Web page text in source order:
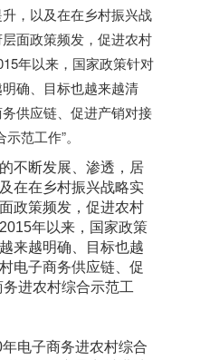
，以及在在乡村振兴战
面政策频发，促进农村
年以来，国家政策针对
确、目标也越来越清
供应链、促进产销对接
范工作”。
不断发展、渗透，居
在在乡村振兴战略实
政策频发，促进农村
年以来，国家政策
来越明确、目标也越
电子商务供应链、促
进农村综合示范工
电子商务进农村综合